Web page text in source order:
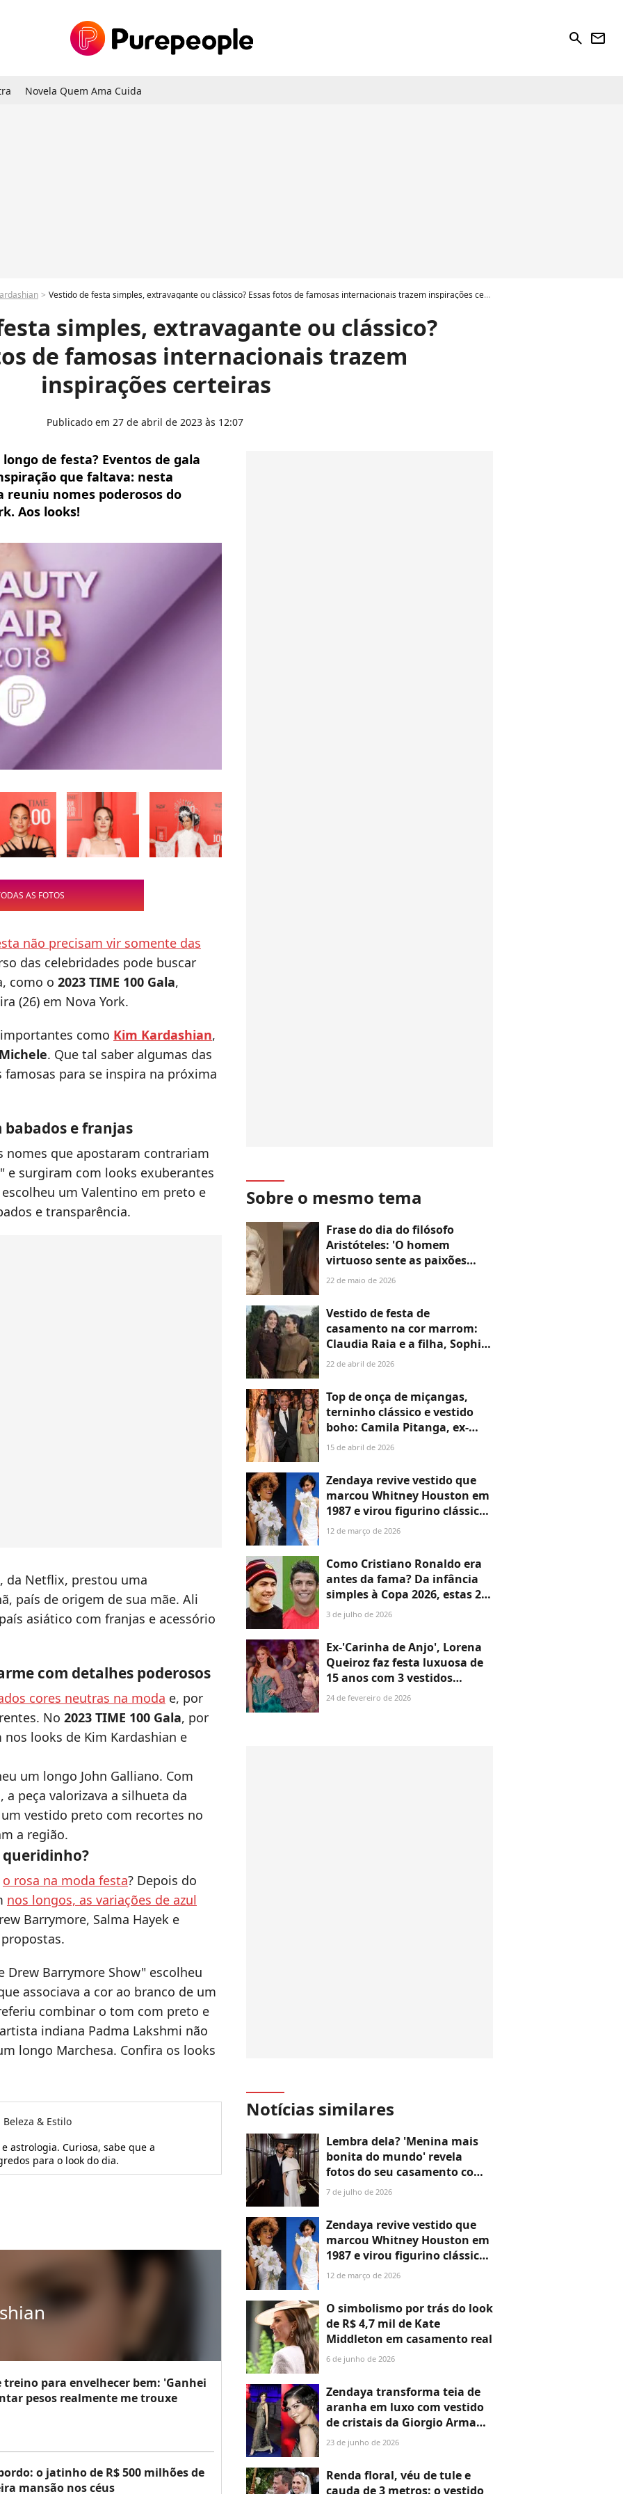
search newsletter
Novela Quem Ama Cuida
Vestido de festa simples, extravagante ou clássico? Essas fotos de famosas internacionais trazem inspirações certeiras
simples, extravagante ou clássico?
de famosas internacionais trazem
inspirações certeiras
Publicado em 27 de abril de 2023 às 12:07
de festa? Eventos de gala
que faltava: nesta
reuniu nomes poderosos do
Aos looks!
AS FOTOS
não precisam vir somente das
das celebridades pode buscar
como o 2023 TIME 100 Gala,
(26) em Nova York.
como Kim Kardashian,
. Que tal saber algumas das
para se inspira na próxima
e franjas
nomes que apostaram contrariam
e surgiram com looks exuberantes
um Valentino em preto e
e transparência.
da Netflix, prestou uma
país de origem de sua mãe. Ali
asiático com franjas e acessório
com detalhes poderosos
cores neutras na moda e, por
No 2023 TIME 100 Gala, por
looks de Kim Kardashian e
um longo John Galliano. Com
a peça valorizava a silhueta da
vestido preto com recortes no
a região.
queridinho?
o rosa na moda festa? Depois do
nos longos, as variações de azul
Barrymore, Salma Hayek e
Drew Barrymore Show" escolheu
associava a cor ao branco de um
combinar o tom com preto e
indiana Padma Lakshmi não
longo Marchesa. Confira os looks
& Estilo
astrologia. Curiosa, sabe que a
para o look do dia.
para envelhecer bem: 'Ganhei
pesos realmente me trouxe
o jatinho de R$ 500 milhões de
mansão nos céus
Sobre o mesmo tema
Frase do dia do filósofo
Aristóteles: 'O homem
virtuoso sente as paixões
certas nos momentos certos,
razão certa e da maneira
certa'
22 de maio de 2026
Vestido de festa de
casamento na cor marrom:
Claudia Raia e a filha, Sophia,
combinam looks para festa
22 de abril de 2026
Top de onça de miçangas,
terninho clássico e vestido
boho: Camila Pitanga, ex-
BBBs Maxiane e Marciele e
no Rio Fashion Week 2026;
veja + de 20 fotos
15 de abril de 2026
Zendaya revive vestido que
marcou Whitney Houston em
1987 e virou figurino clássico
de Carrie Bradshaw em ‘Sex
12 de março de 2026
Como Cristiano Ronaldo era
antes da fama? Da infância
simples à Copa 2026, estas 28
fotos do antes e depois do
impressionantes
3 de julho de 2026
Ex-'Carinha de Anjo', Lorena
Queiroz faz festa luxuosa de
15 anos com 3 vestidos
diferentes e valsa com pai da
24 de fevereiro de 2026
Notícias similares
Lembra dela? 'Menina mais
bonita do mundo' revela
fotos do seu casamento com
o neto de Jane Birkin: o
roupa mais linda que você vai
ver hoje
7 de julho de 2026
Zendaya revive vestido que
marcou Whitney Houston em
1987 e virou figurino clássico
de Carrie Bradshaw em ‘Sex
12 de março de 2026
O simbolismo por trás do look
de R$ 4,7 mil de Kate
Middleton em casamento real
6 de junho de 2026
Zendaya transforma teia de
aranha em luxo com vestido
de cristais da Giorgio Armani
na première de 'Homem-
Roma
23 de junho de 2026
Renda floral, véu de tule e
cauda de 3 metros: o vestido